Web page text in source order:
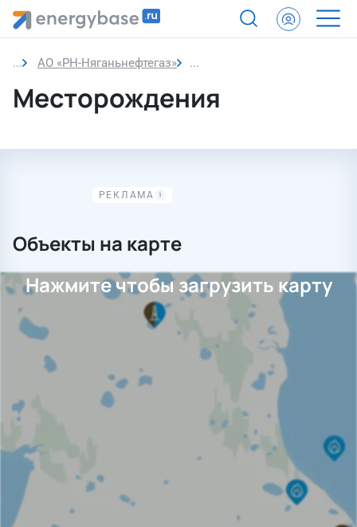
АО «РН-Няганьнефтегаз» Месторождения
Месторождения
Объекты на карте
Нажмите чтобы загрузить карту